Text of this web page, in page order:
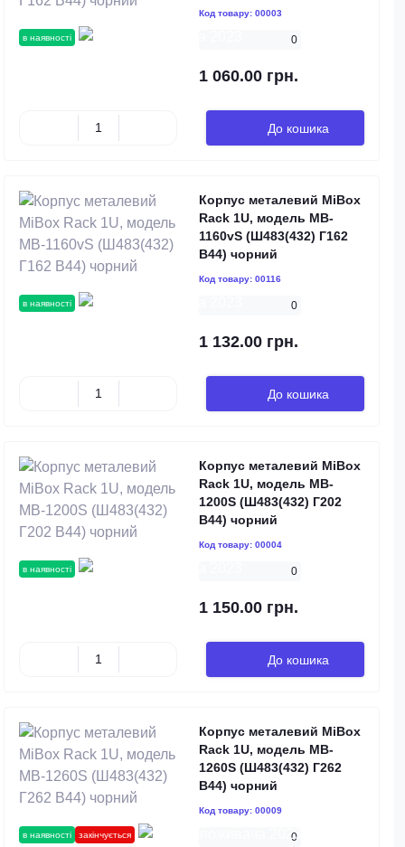
в наявності
Код товару: 00003
0
1 060.00 грн.
До кошика
в наявності
Корпус металевий MiBox
Rack 1U, модель MB-
1160vS (Ш483(432) Г162
В44) чорний
Код товару: 00116
0
1 132.00 грн.
До кошика
в наявності
Корпус металевий MiBox
Rack 1U, модель MB-
1200S (Ш483(432) Г202
В44) чорний
Код товару: 00004
0
1 150.00 грн.
До кошика
в наявності закінчується
Корпус металевий MiBox
Rack 1U, модель MB-
1260S (Ш483(432) Г262
В44) чорний
Код товару: 00009
0